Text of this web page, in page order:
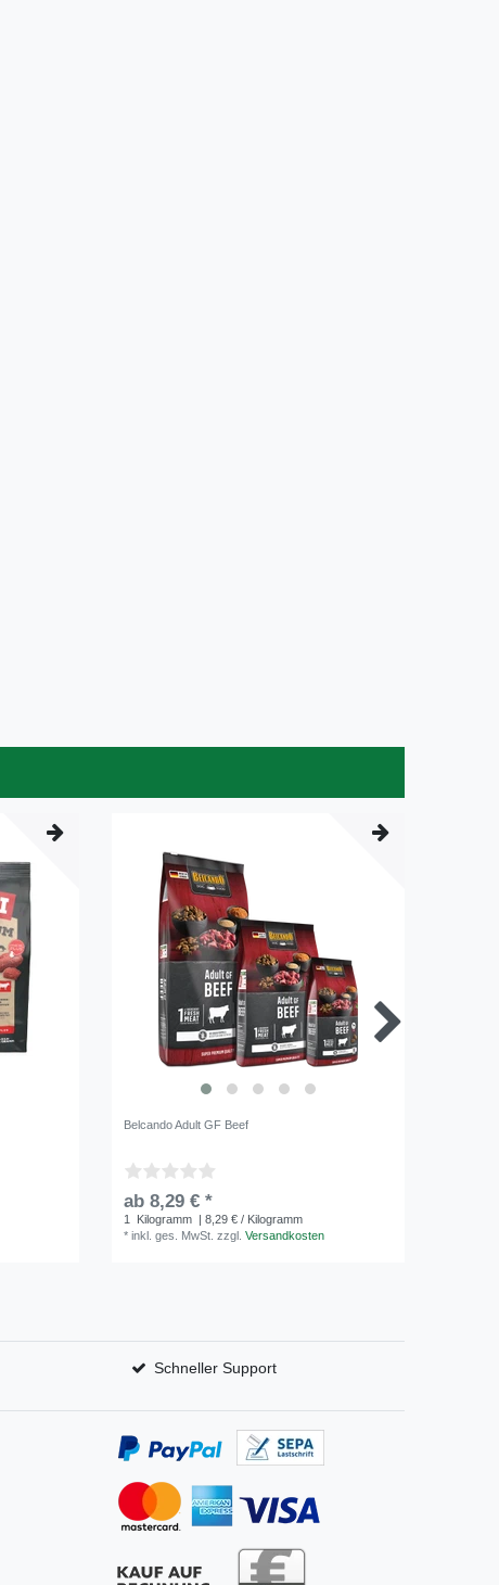
Belcando Adult GF Beef
ab 8,29 € *
1 Kilogramm | 8,29 € / Kilogramm
*inkl. ges. MwSt. zzgl.Versandkosten
Schneller Support